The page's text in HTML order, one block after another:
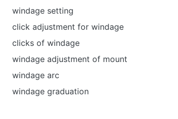
windage setting
click adjustment for windage
clicks of windage
windage adjustment of mount
windage arc
windage graduation